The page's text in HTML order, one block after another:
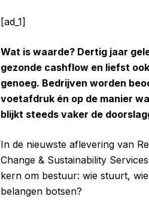
[ad_1]
Wat is waarde? Dertig jaar
gezonde cashflow en liefst
genoeg. Bedrijven worden
voetafdruk én op de manier
blijkt steeds vaker de
In de nieuwste aflevering van
Change & Sustainability
kern om bestuur: wie stuurt,
belangen botsen?